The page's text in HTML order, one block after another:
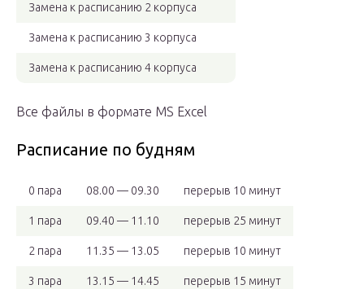
Замена к расписанию 2 корпуса
Замена к расписанию 3 корпуса
Замена к расписанию 4 корпуса
Все файлы в формате MS Excel
Расписание по будням
0 пара 08.00 — 09.30 перерыв 10 минут
1 пара 09.40 — 11.10 перерыв 25 минут
2 пара 11.35 — 13.05 перерыв 10 минут
3 пара 13.15 — 14.45 перерыв 15 минут